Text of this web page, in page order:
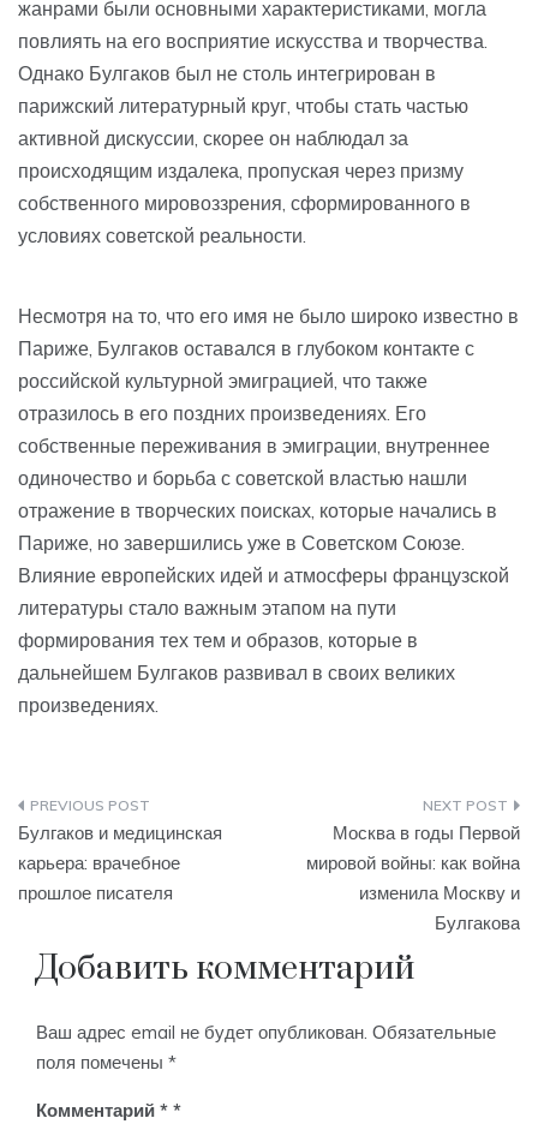
жанрами были основными характеристиками, могла
повлиять на его восприятие искусства и творчества.
Однако Булгаков был не столь интегрирован в
парижский литературный круг, чтобы стать частью
активной дискуссии, скорее он наблюдал за
происходящим издалека, пропуская через призму
собственного мировоззрения, сформированного в
условиях советской реальности.
Несмотря на то, что его имя не было широко известно в
Париже, Булгаков оставался в глубоком контакте с
российской культурной эмиграцией, что также
отразилось в его поздних произведениях. Его
собственные переживания в эмиграции, внутреннее
одиночество и борьба с советской властью нашли
отражение в творческих поисках, которые начались в
Париже, но завершились уже в Советском Союзе.
Влияние европейских идей и атмосферы французской
литературы стало важным этапом на пути
формирования тех тем и образов, которые в
дальнейшем Булгаков развивал в своих великих
произведениях.
Навигация
по
записям
Булгаков и медицинская
карьера: врачебное
прошлое писателя
Москва в годы Первой
мировой войны: как война
изменила Москву и
Булгакова
Добавить комментарий
Ваш адрес email не будет опубликован. Обязательные
поля помечены *
Комментарий *